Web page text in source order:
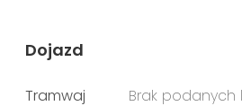
Dojazd
Tramwaj
Brak podanych